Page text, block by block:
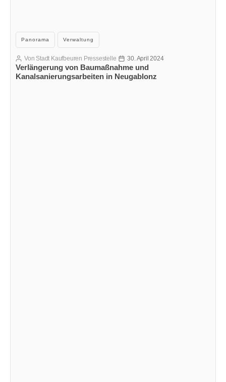
Kategorien
Panorama Verwaltung
Verlängerung von Baumaßnahme und
Kanalsanierungsarbeiten in Neugablonz
Beitragsautor
Von Stadt Kaufbeuren Pressestelle Veröffentlichungsdatum
30. April 2024